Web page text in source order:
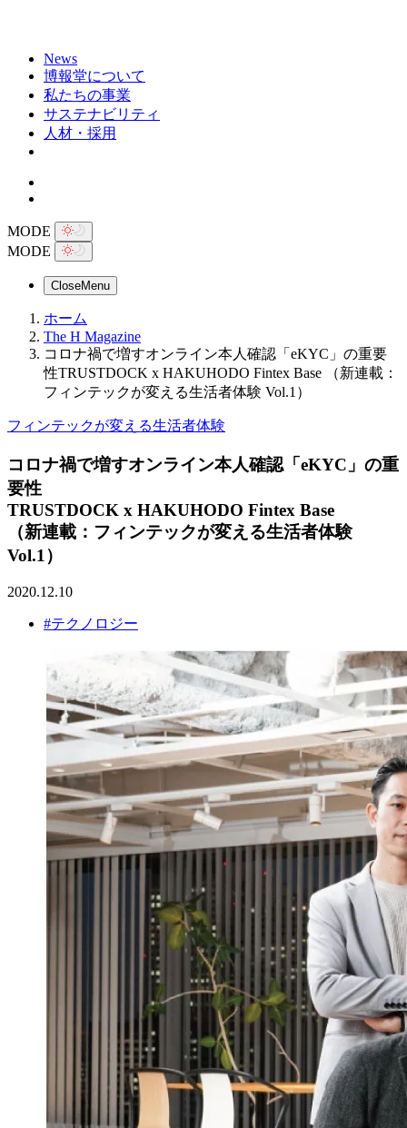
News
博報堂について
私たちの事業
サステナビリティ
人材・採用
MODE
MODE
CloseMenu
ホーム
The H Magazine
コロナ禍で増すオンライン本人確認「eKYC」の重要
性TRUSTDOCK x HAKUHODO Fintex Base （新連載：
フィンテックが変える生活者体験 Vol.1）
フィンテックが変える生活者体験
コロナ禍で増すオンライン本人確認「eKYC」の重
要性
TRUSTDOCK x HAKUHODO Fintex Base
（新連載：フィンテックが変える生活者体験
Vol.1）
2020.12.10
#テクノロジー